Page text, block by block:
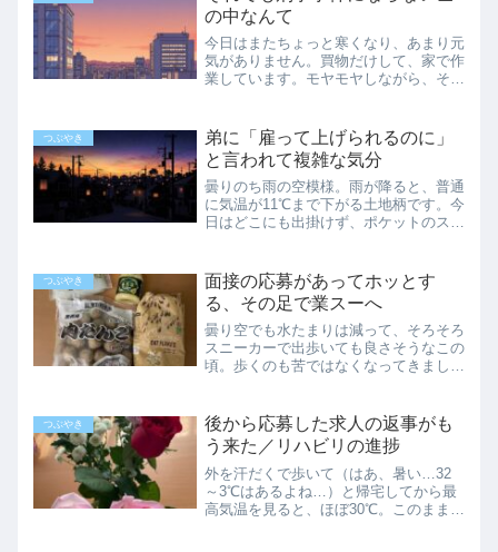
すね。いや、半歩かも...
の中なんて
今日はまたちょっと寒くなり、あまり元
気がありません。買物だけして、家で作
業しています。モヤモヤしながら、それ
う小学館の漫画アプリで起こった問題を
ネットで知って、暗い気分...
つぶやき
弟に「雇って上げられるのに」
と言われて複雑な気分
曇りのち雨の空模様。雨が降ると、普通
に気温が11℃まで下がる土地柄です。今
日はどこにも出掛けず、ポケットのスマ
BGMがあると、能率が上がります。昔
はウォークマンで同じことを...
つぶやき
面接の応募があってホッとす
る、その足で業スーへ
曇り空でも水たまりは減って、そろそろ
スニーカーで出歩いても良さそうなこの
頃。歩くのも苦ではなくなってきまし
むようになったら、肩こりも楽になりそ
うです。パートの面接希望が...
つぶやき
後から応募した求人の返事がも
う来た／リハビリの進捗
外を汗だくで歩いて（はあ、暑い…32
～3℃はあるよね…）と帰宅してから最
高気温を見ると、ほぼ30℃。このまま本